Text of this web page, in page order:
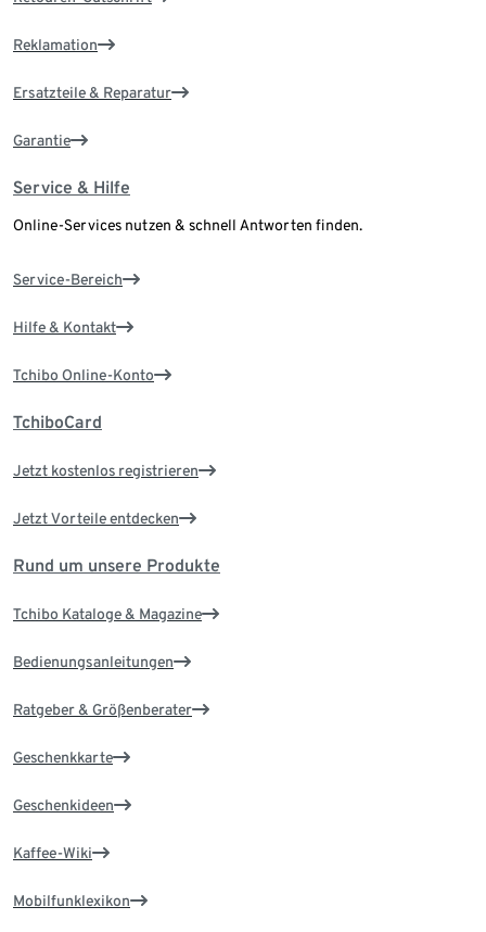
Reklamation
Ersatzteile & Reparatur
Garantie
Service & Hilfe
Online-Services nutzen & schnell Antworten finden.
Service-Bereich
Hilfe & Kontakt
Tchibo Online-Konto
TchiboCard
Jetzt kostenlos registrieren
Jetzt Vorteile entdecken
Rund um unsere Produkte
Tchibo Kataloge & Magazine
Bedienungsanleitungen
Ratgeber & Größenberater
Geschenkkarte
Geschenkideen
Kaffee-Wiki
Mobilfunklexikon